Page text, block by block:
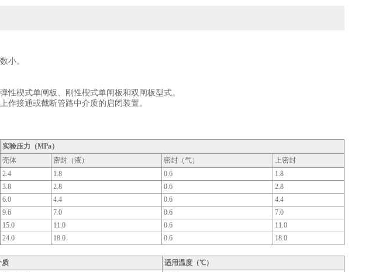
小。
性楔式单闸板、刚性楔式单闸板和双闸板型式。
作接通或截断管路中介质的启闭装置。
实验压力（MPa）
壳体
密封（液） 密封（气）
上密封
2.4 1.8 0.6
1.8
3.8 2.8 0.6
2.8
6.0 4.4 0.6
4.4
9.6 7.0 0.6
7.0
15.0 11.0 0.6
11.0
24.0 18.0 0.6 18.0
质
适用温度（℃）